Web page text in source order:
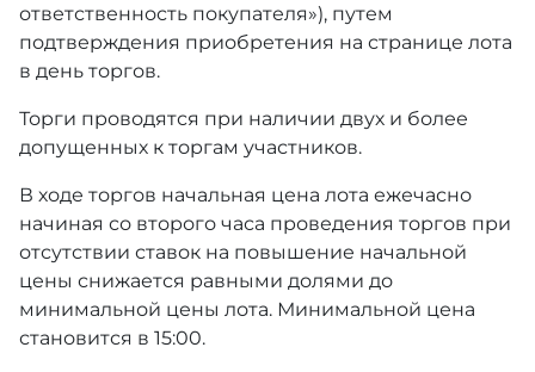
ответственность покупателя»), путем
подтверждения приобретения на странице лота
в день торгов.
Торги проводятся при наличии двух и более
допущенных к торгам участников.
В ходе торгов начальная цена лота ежечасно
начиная со второго часа проведения торгов при
отсутствии ставок на повышение начальной
цены снижается равными долями до
минимальной цены лота. Минимальной цена
становится в 15:00.